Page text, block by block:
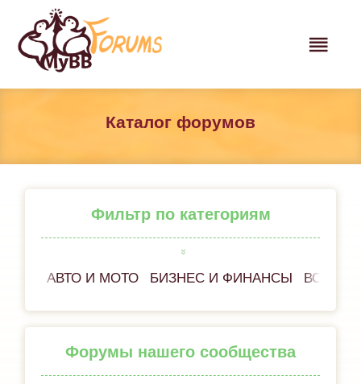
Каталог форумов
Фильтр по категориям
АВТО И МОТО БИЗНЕС И ФИНАНСЫ ВСЁ
Форумы нашего сообщества